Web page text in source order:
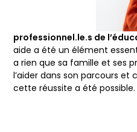
professionnel.le.s de
aide a été un élément
a rien que sa famille et ses
l’aider dans son parcours et
cette réussite a été possible.